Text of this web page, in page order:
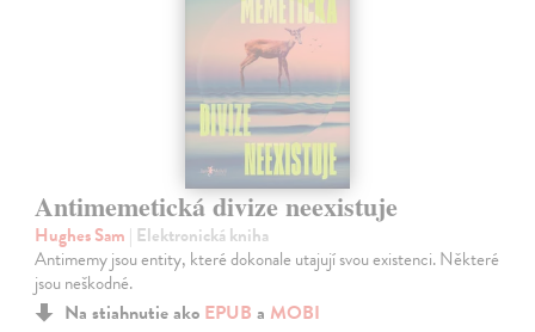
Antimemetická divize neexistuje
Hughes Sam | Elektronická kniha
Antimemy jsou entity, které dokonale utajují svou existenci. Některé
jsou neškodné.
Na stiahnutie ako EPUB a MOBI